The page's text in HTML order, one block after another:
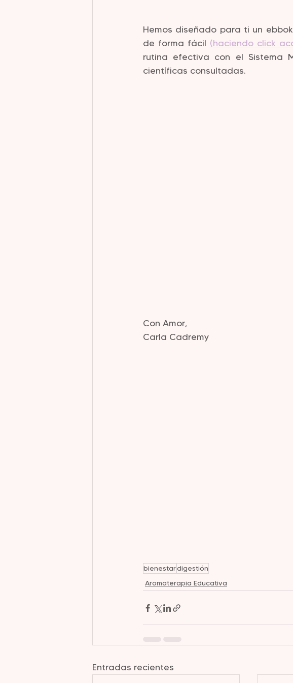
Hemos diseñado para ti un
de forma fácil (haciendo click
rutina efectiva con el Sistema
científicas consultadas.
Con Amor,
Carla Cadremy
bienestardigestión
Aromaterapia Educativa
Entradas recientes